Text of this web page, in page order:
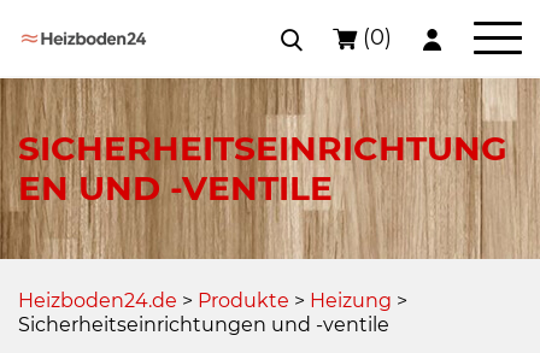
Skip
content
(0)
SICHERHEITSEINRICHTUNG
EN UND -VENTILE
Heizboden24.de > Produkte > Heizung >
Sicherheitseinrichtungen und -ventile